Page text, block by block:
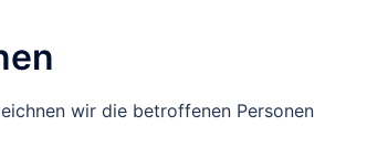
wir die betroffenen Personen